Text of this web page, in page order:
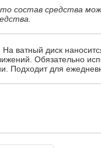
состав средства
ватный диск
Обязательно
Подходит для